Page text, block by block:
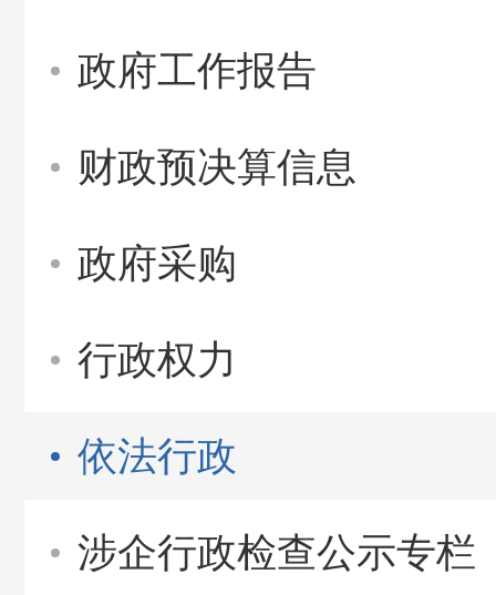
政府工作报告
财政预决算信息
政府采购
行政权力
依法行政
涉企行政检查公示专栏